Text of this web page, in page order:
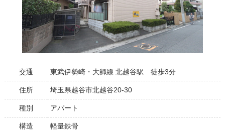
交通 東武伊勢崎・大師線 北越谷駅 徒歩3分
住所 埼玉県越谷市北越谷20-30
種別 アパート
構造 軽量鉄骨